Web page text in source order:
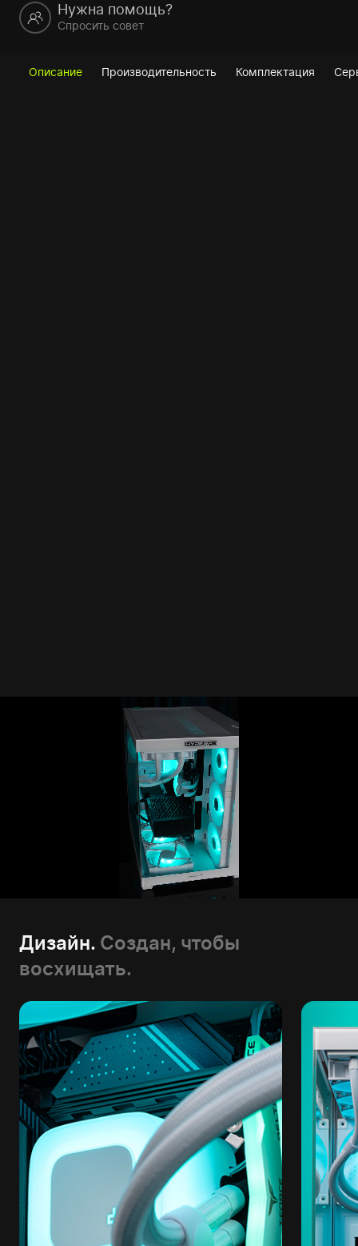
Нужна помощь?
Спросить совет
Описание Производительность Комплектация
Дизайн. Создан, чтобы
восхищать.